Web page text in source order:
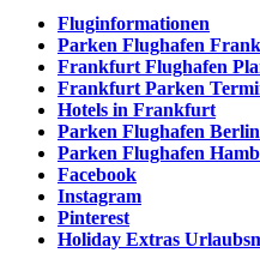
Fluginformationen
Parken Flughafen
Frankfurt Flughafen
Frankfurt Parken
Hotels in Frankfurt
Parken Flughafen
Parken Flughafen
Facebook
Instagram
Pinterest
Holiday Extras